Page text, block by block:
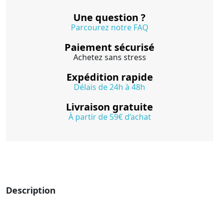
Une question ?
Parcourez notre FAQ
Paiement sécurisé
Achetez sans stress
Expédition rapide
Délais de 24h à 48h
Livraison gratuite
À partir de 59€ d’achat
Description